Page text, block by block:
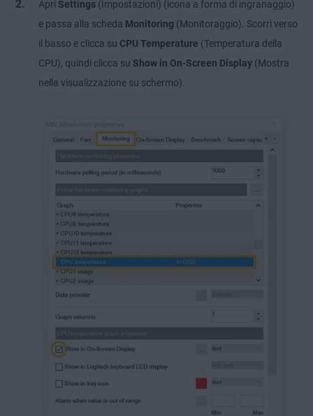
Apri Settings (Impostazioni) (icona a forma di ingranaggio)
e passa alla scheda Monitoring (Monitoraggio). Scorri verso
il basso e clicca su CPU Temperature (Temperatura della
CPU), quindi clicca su Show in On-Screen Display (Mostra
nella visualizzazione su schermo).